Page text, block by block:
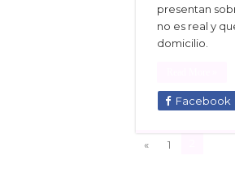
presentan
no es real y
domicilio.
Facebook
« 1